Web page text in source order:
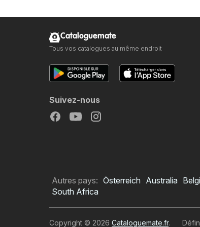
Cataloguemate
Tous vos catalogues au même endroit
Suivez-nous
Autres pays: Österreich Australia
South Africa
Copyright © 2026 Cataloguemate.fr.